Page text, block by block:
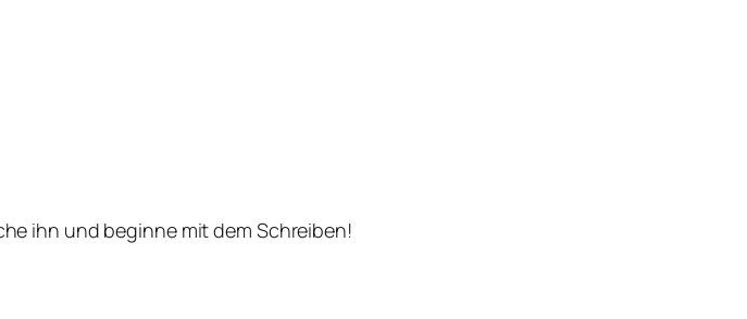
ihn und beginne mit dem Schreiben!